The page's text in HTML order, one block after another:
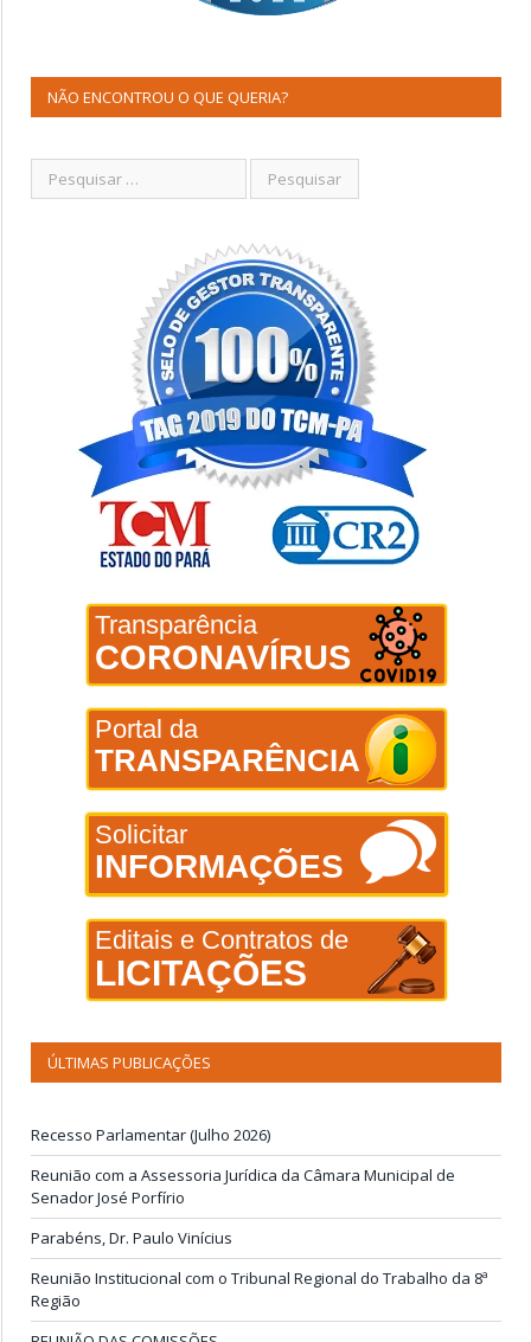
NÃO ENCONTROU O QUE QUERIA?
Transparência
CORONAVÍRUS
Portal da
TRANSPARÊNCIA
Solicitar
INFORMAÇÕES
Editais e Contratos de
LICITAÇÕES
ÚLTIMAS PUBLICAÇÕES
Recesso Parlamentar (Julho 2026)
Reunião com a Assessoria Jurídica da Câmara Municipal de
Senador José Porfírio
Parabéns, Dr. Paulo Vinícius
Reunião Institucional com o Tribunal Regional do Trabalho da 8ª
Região